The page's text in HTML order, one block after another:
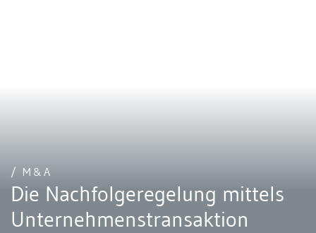
/ M&A
Die Nachfolgeregelung mittels
Unternehmenstransaktion